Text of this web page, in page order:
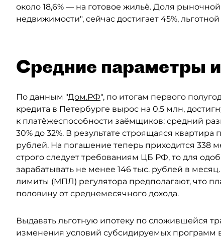
около 18,6% — на готовое жильё. Доля
недвижимости", сейчас достигает 45%,
Средние параметры
По данным "Дом.РФ", по итогам первого
кредита в Петербурге вырос на 0,5 млн,
к платёжеспособности заёмщиков: средний
30% до 32%. В результате строящаяся
рублей. На погашение теперь приходится 338
строго следует требованиям ЦБ РФ, то для
зарабатывать не менее 146 тыс. рублей в
лимиты (МПЛ) регулятора предполагают, что
половину от среднемесячного дохода.
Выдавать льготную ипотеку по сложившейся
изменения условий субсидируемых программ